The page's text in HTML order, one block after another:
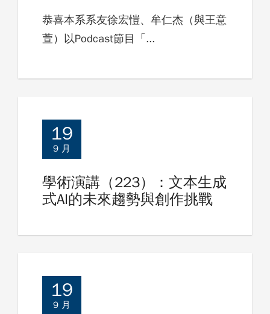
恭喜本系系友徐宏愷、牟仁杰（與王意
萱）以Podcast節目「...
19
9 月
學術演講（223）：文本生成
式AI的未來趨勢與創作挑戰
19
9 月